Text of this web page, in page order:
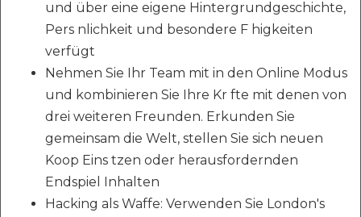
und über eine eigene Hintergrundgeschichte,
Pers nlichkeit und besondere F higkeiten
verfügt
Nehmen Sie Ihr Team mit in den Online Modus
und kombinieren Sie Ihre Kr fte mit denen von
drei weiteren Freunden. Erkunden Sie
gemeinsam die Welt, stellen Sie sich neuen
Koop Eins tzen oder herausfordernden
Endspiel Inhalten
Hacking als Waffe: Verwenden Sie London's